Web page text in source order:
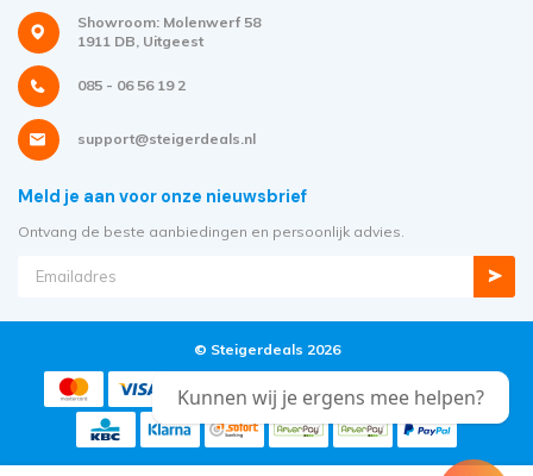
Showroom: Molenwerf 58
1911 DB, Uitgeest
085 - 06 56 19 2
support@steigerdeals.nl
Meld je aan voor onze nieuwsbrief
Ontvang de beste aanbiedingen en persoonlijk advies.
© Steigerdeals 2026
Kunnen wij je ergens mee helpen?